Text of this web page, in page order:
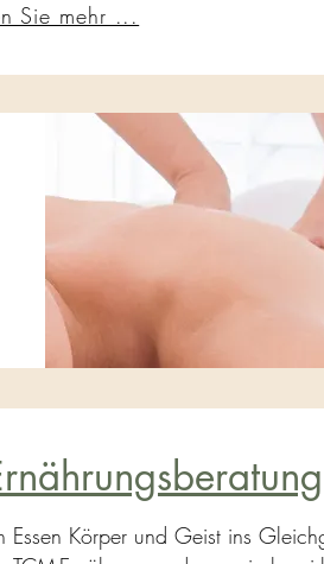
Sie mehr ...
Essen Körper und Geist ins